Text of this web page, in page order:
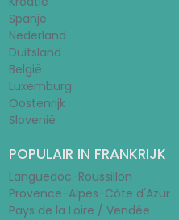
Spanje
Nederland
Duitsland
België
Luxemburg
Oostenrijk
Slovenië
POPULAIR IN FRANKRIJK
Languedoc-Roussillon
Provence-Alpes-Côte d'Azur
Pays de la Loire / Vendée